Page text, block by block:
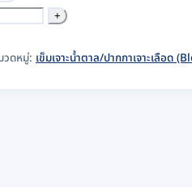
วดหมู่: เข็มเจาะน้ำตาล/ปากกาเจาะเลือ